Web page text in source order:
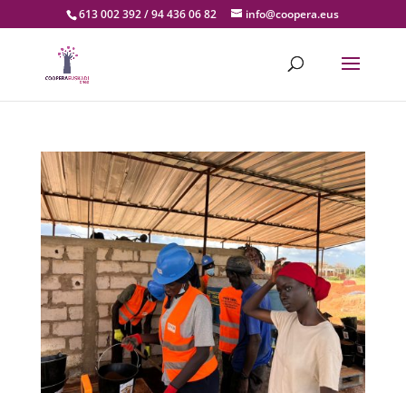
613 002 392 / 94 436 06 82 info@coopera.eus